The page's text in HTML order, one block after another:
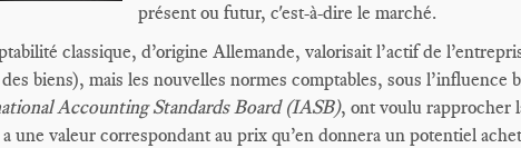
présent ou futur, c'est-à-dire le marché.
classique, d’origine Allemande, valorisait l’actif de
des biens), mais les nouvelles normes comptables, sous
Accounting Standards Board (IASB), ont voulu rapprocher
une valeur correspondant au prix qu’en donnera un potentiel